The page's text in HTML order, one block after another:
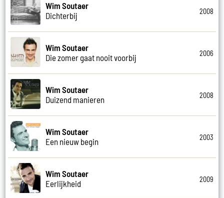
Wim Soutaer
Dichterbij
2008
Wim Soutaer
Die zomer gaat nooit voorbij
2006
Wim Soutaer
Duizend manieren
2008
Wim Soutaer
Een nieuw begin
2003
Wim Soutaer
Eerlijkheid
2009